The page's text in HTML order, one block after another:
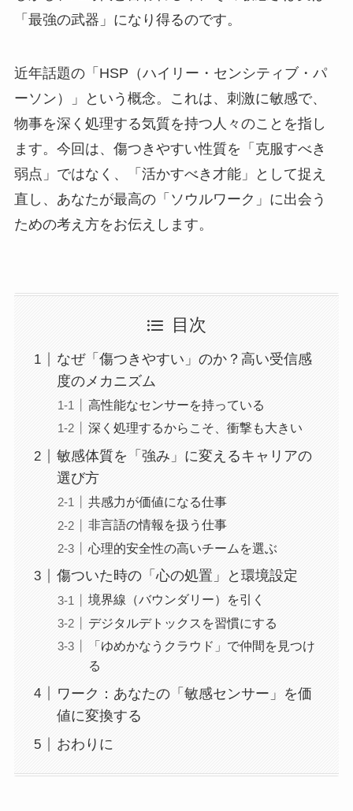
「最強の武器」になり得るのです。
近年話題の「HSP（ハイリー・センシティブ・パ
ーソン）」という概念。これは、刺激に敏感で、
物事を深く処理する気質を持つ人々のことを指し
ます。今回は、傷つきやすい性質を「克服すべき
弱点」ではなく、「活かすべき才能」として捉え
直し、あなたが最高の「ソウルワーク」に出会う
ための考え方をお伝えします。
目次
なぜ「傷つきやすい」のか？高い受信感
度のメカニズム
高性能なセンサーを持っている
深く処理するからこそ、衝撃も大きい
敏感体質を「強み」に変えるキャリアの
選び方
共感力が価値になる仕事
非言語の情報を扱う仕事
心理的安全性の高いチームを選ぶ
傷ついた時の「心の処置」と環境設定
境界線（バウンダリー）を引く
デジタルデトックスを習慣にする
「ゆめかなうクラウド」で仲間を見つけ
る
ワーク：あなたの「敏感センサー」を価
値に変換する
おわりに